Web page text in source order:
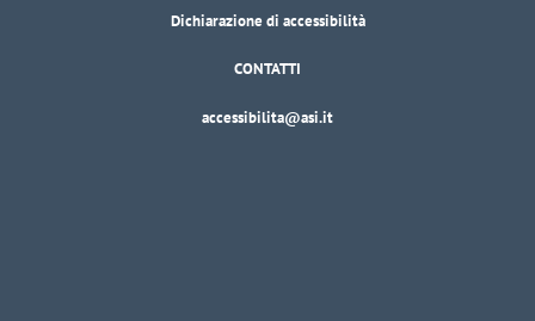
Dichiarazione di accessibilità
CONTATTI
accessibilita@asi.it